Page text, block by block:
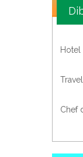
Hotel
Chef